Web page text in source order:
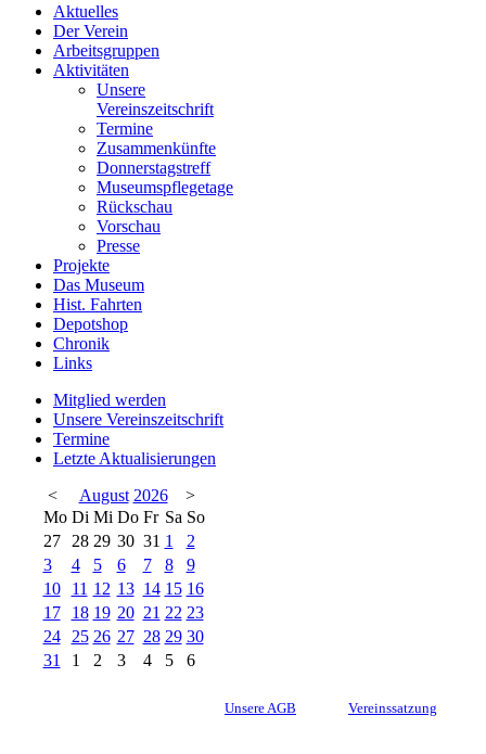
Aktuelles
Der Verein
Arbeitsgruppen
Aktivitäten
Unsere
Vereinszeitschrift
Termine
Zusammenkünfte
Donnerstagstreff
Museumspflegetage
Rückschau
Vorschau
Presse
Projekte
Das Museum
Hist. Fahrten
Depotshop
Chronik
Links
Mitglied werden
Unsere Vereinszeitschrift
Termine
Letzte Aktualisierungen
<
August 2026
>
Mo Di Mi Do Fr Sa So
27
28 29 30 31 1
2
3
4 5 6 7 8
9
10
11 12 13 14 15 16
17
18 19 20 21 22 23
24
25 26 27 28 29 30
31
1 2 3 4 5 6
Unsere AGB Vereinssatzung